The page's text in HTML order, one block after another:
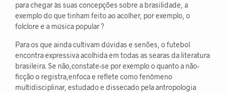
para chegar às suas concepções sobre a brasilidade, a
exemplo do que tinham feito ao acolher, por exemplo, o
folclore e a música popular ?
Para os que ainda cultivam dúvidas e senões, o futebol
encontra expressiva acolhida em todas as searas da literatura
brasileira. Se não,constate-se por exemplo o quanto a não-
ficção o registra,enfoca e reflete como fenômeno
multidisciplinar, estudado e dissecado pela antropologia